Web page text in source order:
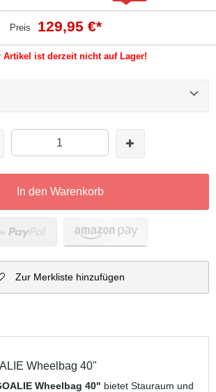
Preis 129,95 €*
Artikel ist derzeit nicht auf Lager!
In den Warenkorb
Zur Merkliste hinzufügen
Wheelbag 40"
Wheelbag 40" bietet Stauraum und